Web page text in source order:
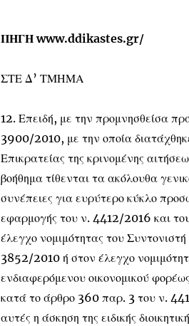
ΠΗΓΗ www.ddikastes.gr/
ΣΤΕ Δ’ ΤΜΗΜΑ
12. Επειδή, με την προμνησθείσα
3900/2010, με την οποία
Επικρατείας της κρινομένης
βοήθημα τίθενται τα ακόλουθα
συνέπειες για ευρύτερο κύκλο
εφαρμογής του ν. 4412/2016 και
έλεγχο νομιμότητας του
3852/2010 ή στον έλεγχο
ενδιαφερόμενου οικονομικού
κατά το άρθρο 360 παρ. 3 του ν.
αυτές η άσκηση της ειδικής